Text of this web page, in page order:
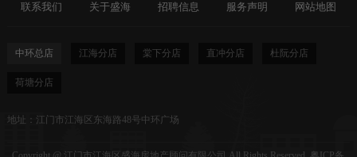
联系我们 关于盛海 招聘信息 服务声明 网站地图
中环总店 江海分店 棠下分店 直冲分店 杜阮分店
荷塘分店
地址：江门市江海区东海路48号中环广场